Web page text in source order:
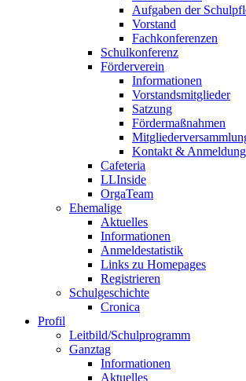
Aufgaben der
Vorstand
Fachkonferenzen
Schulkonferenz
Förderverein
Informationen
Vorstandsmitglieder
Satzung
Fördermaßnahmen
Kontakt & Anmeldung
Cafeteria
LLInside
OrgaTeam
Ehemalige
Aktuelles
Informationen
Anmeldestatistik
Links zu Homepages
Registrieren
Schulgeschichte
Cronica
Profil
Leitbild/Schulprogramm
Ganztag
Informationen
Aktuelles